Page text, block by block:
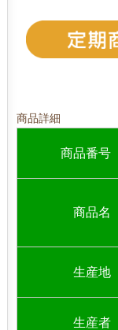
商品詳細
商品番号
商品名
生産地
生産者